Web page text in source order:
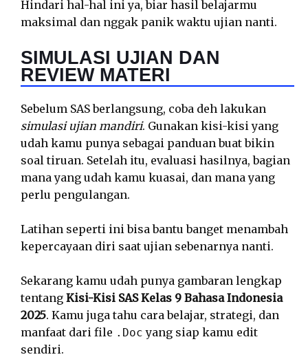
Hindari hal-hal ini ya, biar hasil belajarmu
maksimal dan nggak panik waktu ujian nanti.
SIMULASI UJIAN DAN
REVIEW MATERI
Sebelum SAS berlangsung, coba deh lakukan
simulasi ujian mandiri. Gunakan kisi-kisi yang
udah kamu punya sebagai panduan buat bikin
soal tiruan. Setelah itu, evaluasi hasilnya, bagian
mana yang udah kamu kuasai, dan mana yang
perlu pengulangan.
Latihan seperti ini bisa bantu banget menambah
kepercayaan diri saat ujian sebenarnya nanti.
Sekarang kamu udah punya gambaran lengkap
tentang Kisi-Kisi SAS Kelas 9 Bahasa Indonesia
2025. Kamu juga tahu cara belajar, strategi, dan
manfaat dari file .Doc yang siap kamu edit
sendiri.